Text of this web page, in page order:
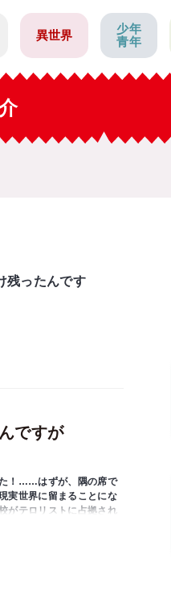
異世界
少年
青年
残ったんです
ですが
た！……はずが、隅の席で
実世界に留まることにな
がテロリストに占拠され
書籍化！